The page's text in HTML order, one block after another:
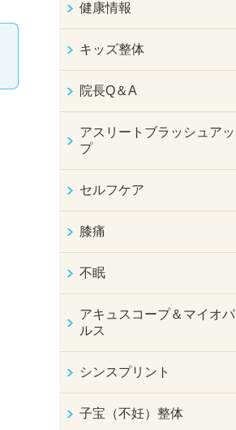
健康情報
キッズ整体
院長Q＆A
アスリートブラッシュアッ
プ
セルフケア
膝痛
不眠
アキュスコープ＆マイオパ
ルス
シンスプリント
子宝（不妊）整体